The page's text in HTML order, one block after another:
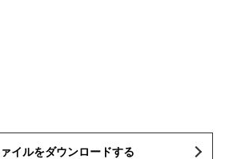
イルをダウンロードする